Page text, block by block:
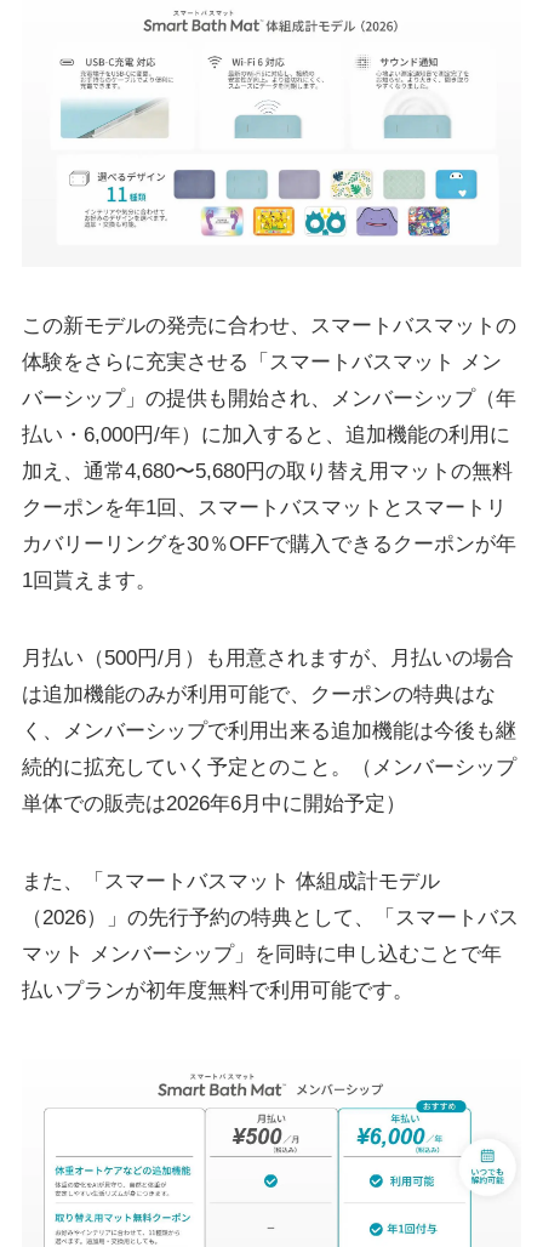
この新モデルの発売に合わせ、スマートバスマットの
体験をさらに充実させる「スマートバスマット メン
バーシップ」の提供も開始され、メンバーシップ（年
払い・6,000円/年）に加入すると、追加機能の利用に
加え、通常4,680〜5,680円の取り替え用マットの無料
クーポンを年1回、スマートバスマットとスマートリ
カバリーリングを30％OFFで購入できるクーポンが年
1回貰えます。
月払い（500円/月）も用意されますが、月払いの場合
は追加機能のみが利用可能で、クーポンの特典はな
く、メンバーシップで利用出来る追加機能は今後も継
続的に拡充していく予定とのこと。（メンバーシップ
単体での販売は2026年6月中に開始予定）
また、「スマートバスマット 体組成計モデル
（2026）」の先行予約の特典として、「スマートバス
マット メンバーシップ」を同時に申し込むことで年
払いプランが初年度無料で利用可能です。